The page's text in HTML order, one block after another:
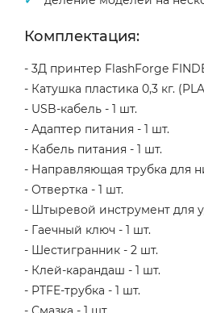
Комплектация:
- 3Д принтер FlashForge
- Катушка пластика 0,3 кг.
- USB-кабель - 1 шт.
- Адаптер питания - 1 шт.
- Кабель питания - 1 шт.
- Направляющая трубка для
- Отвертка - 1 шт.
- Штыревой инструмент для
- Гаечный ключ - 1 шт.
- Шестигранник - 2 шт.
- Клей-карандаш - 1 шт.
- PTFE-трубка - 1 шт.